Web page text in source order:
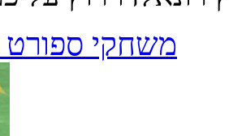
משחקי ספורט